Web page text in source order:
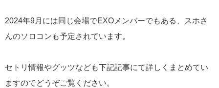
2024年9月には同じ会場でEXOメンバーでもある、スホさ
んのソロコンも予定されています。
セトリ情報やグッツなども下記記事にて詳しくまとめてい
ますのでどうぞご覧ください。